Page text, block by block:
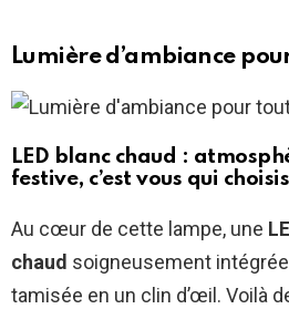
Lumière d’ambiance
LED blanc chaud :
festive, c’est vous qui
Au cœur de cette lampe, une
chaud soigneusement
tamisée en un clin d’œil. Voilà